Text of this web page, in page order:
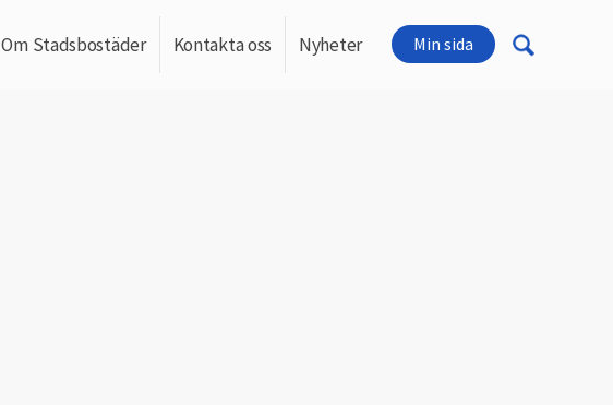
Om Stadsbostäder Kontakta oss Nyheter Min sida